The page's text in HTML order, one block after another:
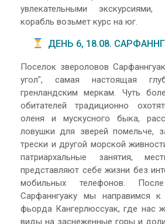
увлекательными
корабль возьмет курс на юг.
ДЕНЬ 6, 18.08.
Поселок звероловов
угол", самая настоящая
гренландским меркам. Чуть
обитателей традиционно
оленя и мускусного быка,
ловушки для зверей помельче,
трески и другой морской
патриархальные занятия,
представляют себе жизни без
мобильных телефонов.
Сарфаннгуаку мы направимся к
фьорда Кангерлюссуак, где нас
виды на заснеженные горы и